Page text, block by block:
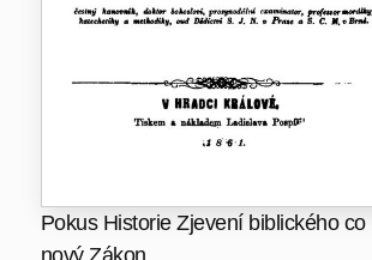
Pokus Historie Zjevení biblického